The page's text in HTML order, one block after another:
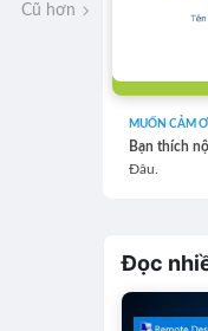
Cũ hơn
MUỐN CẢM
Bạn thích
Đâu.
Đọc